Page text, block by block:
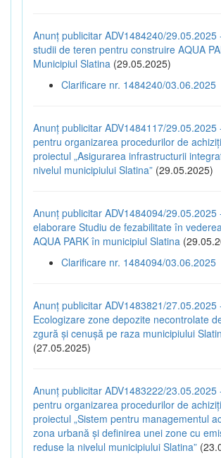
Anunț publicitar ADV1484240/29.05.2025
studii de teren pentru construire AQUA
Municipiul Slatina (29.05.2025)
Clarificare nr. 1484240/03.06.2025
Anunț publicitar ADV1484117/29.05.2025
pentru organizarea procedurilor de
proiectul „Asigurarea infrastructurii
nivelul municipiului Slatina” (29.05.2025)
Anunț publicitar ADV1484094/29.05.2025
elaborare Studiu de fezabilitate în
AQUA PARK în municipiul Slatina
Clarificare nr. 1484094/03.06.2025
Anunț publicitar ADV1483821/27.05.2025
Ecologizare zone depozite necontrolate
zgură și cenușă pe raza municipiului
(27.05.2025)
Anunț publicitar ADV1483222/23.05.2025
pentru organizarea procedurilor de
proiectul „Sistem pentru managementul
zona urbană și definirea unei zone cu
reduse la nivelul municipiului Slatina”